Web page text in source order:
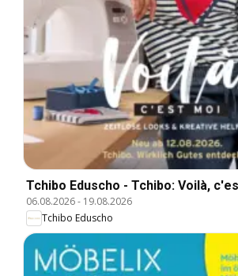
Tchibo Eduscho - Tchibo: Voilà,
06.08.2026- 19.08.2026
Tchibo Eduscho